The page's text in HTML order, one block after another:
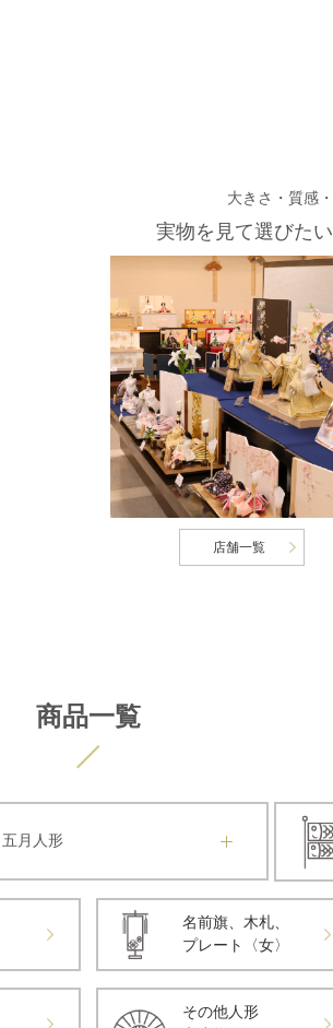
大きさ・質感
実物を見て選びた
店舗一覧
商品一覧
五月人形
名前旗、木札、
プレート〈女〉
その他人形